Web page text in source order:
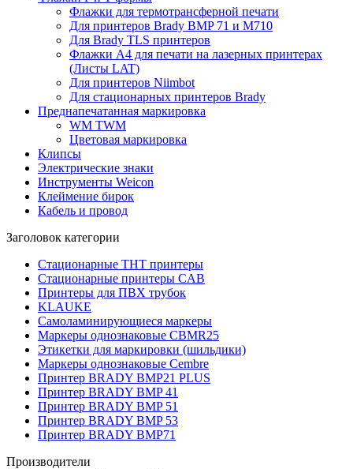
Флажки для термотрансферной печати
Для принтеров Brady BMP 71 и M710
Для Brady TLS принтеров
Флажки A4 для печати на лазерных принтерах
(Листы LAT)
Для принтеров Niimbot
Для стационарных принтеров Brady
Преднапечатанная маркировка
WM TWM
Цветовая маркировка
Клипсы
Электрические знаки
Инструменты Weicon
Клеймение бирок
Кабель и провод
Заголовок категории
Стационарные THT принтеры
Стационарные принтеры CAB
Принтеры для ПВХ трубок
KLAUKE
Самоламинирующиеся маркеры
Маркеры однознаковые CBMR25
Этикетки для маркировки (шильдики)
Маркеры однознаковые Cembre
Принтер BRADY BMP21 PLUS
Принтер BRADY BMP 41
Принтер BRADY BMP 51
Принтер BRADY BMP 53
Принтер BRADY BMP71
Производители